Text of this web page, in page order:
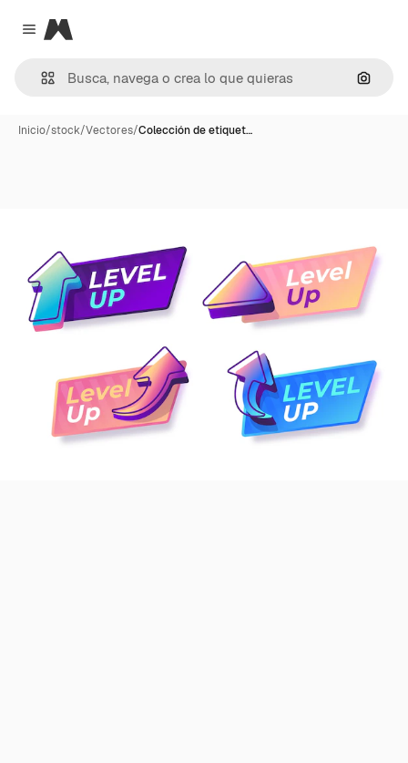
Close menu
Magnific
Inicio/stock/Vectores/Colección de etiquet…